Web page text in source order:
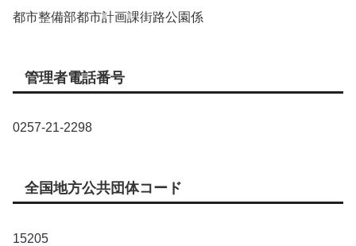
都市整備部都市計画課街路公園係
管理者電話番号
0257-21-2298
全国地方公共団体コード
15205